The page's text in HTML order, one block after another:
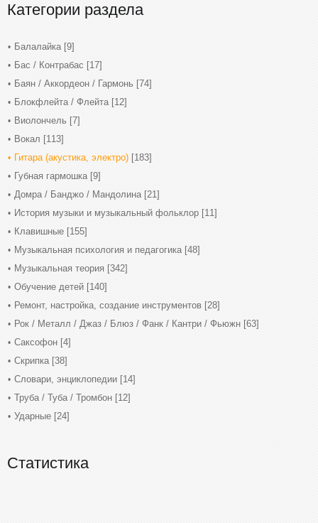
Категории раздела
Балалайка [9]
Бас / Контрабас [17]
Баян / Аккордеон / Гармонь [74]
Блокфлейта / Флейта [12]
Виолончель [7]
Вокал [113]
Гитара (акустика, электро) [183]
Губная гармошка [9]
Домра / Банджо / Мандолина [21]
История музыки и музыкальный фольклор [11]
Клавишные [155]
Музыкальная психология и педагогика [48]
Музыкальная теория [342]
Обучение детей [140]
Ремонт, настройка, создание инструментов [28]
Рок / Металл / Джаз / Блюз / Фанк / Кантри / Фьюжн [63]
Саксофон [4]
Скрипка [38]
Словари, энциклопедии [14]
Труба / Туба / Тромбон [12]
Ударные [24]
Статистика